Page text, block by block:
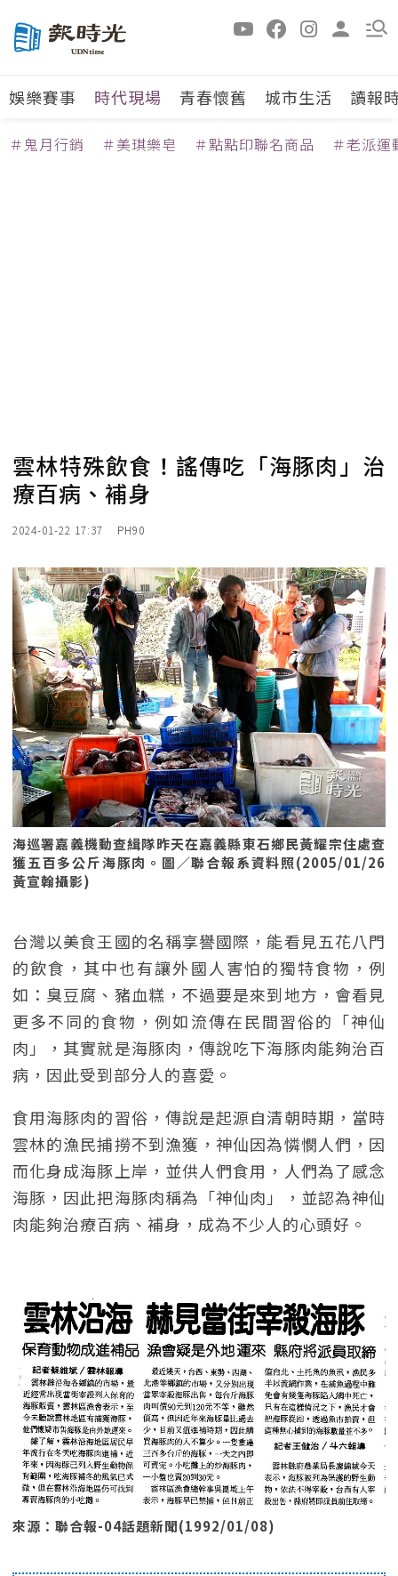
娛樂賽事 時代現場 青春懷舊 城市生活 讀報
＃鬼月行銷 ＃美琪樂皂 ＃點點印聯名商品 ＃老派運
雲林特殊飲食！謠傳吃「海豚肉」治
療百病、補身
2024-01-22 17:37 PH90
海巡署嘉義機動查緝隊昨天在嘉義縣東石鄉民黃耀宗住處查
獲五百多公斤海豚肉。圖／聯合報系資料照(2005/01/26
黃宣翰攝影)
台灣以美食王國的名稱享譽國際，能看見五花八門
的飲食，其中也有讓外國人害怕的獨特食物，例
如：臭豆腐、豬血糕，不過要是來到地方，會看見
更多不同的食物，例如流傳在民間習俗的「神仙
肉」，其實就是海豚肉，傳說吃下海豚肉能夠治百
病，因此受到部分人的喜愛。
食用海豚肉的習俗，傳說是起源自清朝時期，當時
雲林的漁民捕撈不到漁獲，神仙因為憐憫人們，因
而化身成海豚上岸，並供人們食用，人們為了感念
海豚，因此把海豚肉稱為「神仙肉」，並認為神仙
肉能夠治療百病、補身，成為不少人的心頭好。
來源：聯合報-04話題新聞(1992/01/08)